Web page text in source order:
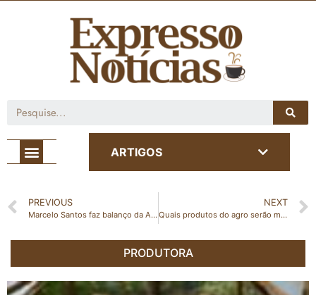
ARTIGOS
PREVIOUS
Marcelo Santos faz balanço da Ales e aponta prioridades para o segundo semestre de 2025
NEXT
Quais produtos do agro serão mais impactados com tarifaço de Trump?
PRODUTORA